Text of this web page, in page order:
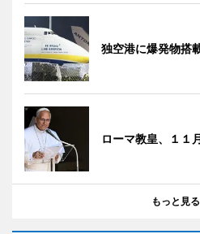
独空港に爆発物搭
ローマ教皇、１１
もっと見る